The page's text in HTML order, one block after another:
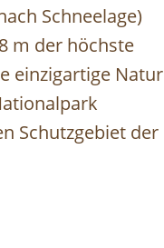
Schneelage)
m der höchste
einzigartige Natur
Schutzgebiet der